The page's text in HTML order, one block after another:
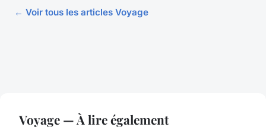
← Voir tous les articles Voyage
Voyage — À lire également